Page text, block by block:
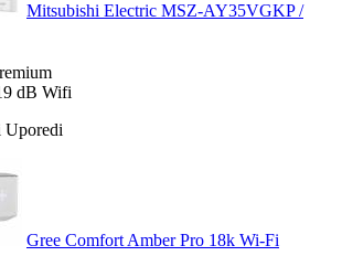
Mitsubishi Electric MSZ-AY35VGKP /
dB Wifi
Uporedi
Gree Comfort Amber Pro 18k Wi-Fi